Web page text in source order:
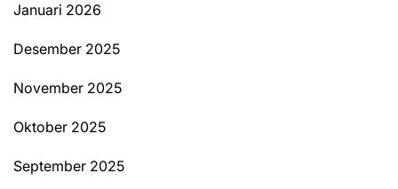
Januari 2026
Desember 2025
November 2025
Oktober 2025
September 2025